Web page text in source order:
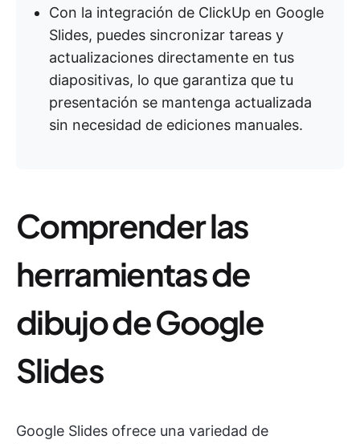
Con la integración de ClickUp en Google
Slides, puedes sincronizar tareas y
actualizaciones directamente en tus
diapositivas, lo que garantiza que tu
presentación se mantenga actualizada
sin necesidad de ediciones manuales.
Comprender las
herramientas de
dibujo de Google
Slides
Google Slides ofrece una variedad de